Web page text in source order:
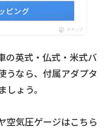
ピング
ポチップ
の英式・仏式・米式バ
うなら、付属アダプタ
ょう。
空気圧ゲージはこちら